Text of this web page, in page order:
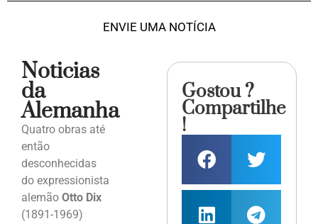
ENVIE UMA NOTÍCIA
Noticias
da
Alemanha
Quatro obras até
então
desconhecidas
do expressionista
alemão Otto Dix
(1891-1969)
Gostou ?
Compartilhe
!